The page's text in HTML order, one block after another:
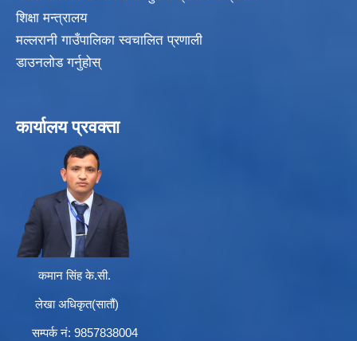
शिक्षा मन्त्रालय
मल्लरानी गाउँपालिका स्वचालित प्रणाली
डाउनलोड गर्नुहोस्
कार्यालय प्रवक्ता
कमान सिंह के.सी.
लेखा अधिकृत(सातौं)
सम्पर्क न‌ं: 9857838004